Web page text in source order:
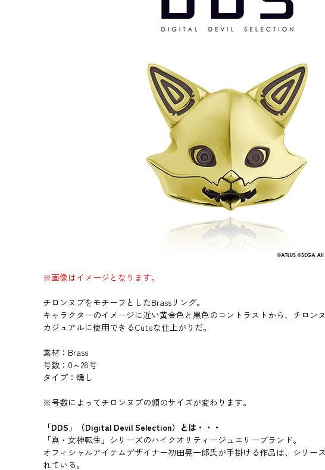
※画像はイメージとなります。
チロンヌプをモチーフとしたBrassリング。
キャラクターのイメージに近い黄金色と黒色のコントラストから、チロン
カジュアルに使用できるCuteな仕上がりだ。
素材：Brass
号数：0～28号
タイプ：燻し
※号数によってチロンヌプの顔のサイズが変わります。
「DDS」（Digital Devil Selection）とは・・・
「真・女神転生」シリーズのハイクオリティージュエリーブランド。
オフィシャルアイテムデザイナー初田晃一郎氏が手掛ける作品は、シリ
れている。